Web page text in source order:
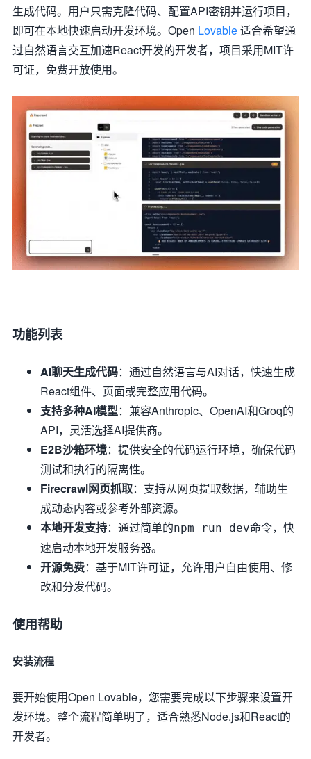
生成代码。用户只需克隆代码、配置API密钥并运行项目，
即可在本地快速启动开发环境。Open Lovable适合希望通
过自然语言交互加速React开发的开发者，项目采用MIT许
可证，免费开放使用。
功能列表
AI聊天生成代码：通过自然语言与AI对话，快速生成
React组件、页面或完整应用代码。
支持多种AI模型：兼容Anthropic、OpenAI和Groq的
API，灵活选择AI提供商。
E2B沙箱环境：提供安全的代码运行环境，确保代码
测试和执行的隔离性。
Firecrawl网页抓取：支持从网页提取数据，辅助生
成动态内容或参考外部资源。
本地开发支持：通过简单的npm run dev命令，快
速启动本地开发服务器。
开源免费：基于MIT许可证，允许用户自由使用、修
改和分发代码。
使用帮助
安装流程
要开始使用Open Lovable，您需要完成以下步骤来设置开
发环境。整个流程简单明了，适合熟悉Node.js和React的
开发者。